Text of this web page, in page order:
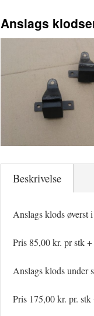
Anslags
Beskrivelse
Anslags klods øverst
Pris 85,00 kr. pr stk
Anslags klods under
Pris 175,00 kr. pr. stk